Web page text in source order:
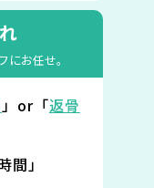
にお任せ。
」or「返骨
間」